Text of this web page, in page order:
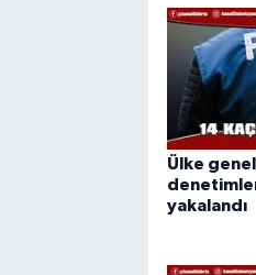
Ülke
yakalandı